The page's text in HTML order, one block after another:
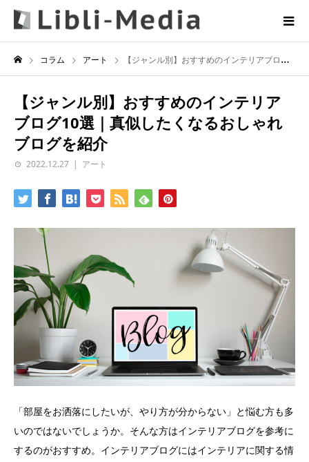
コラム アート 【ジャンル別】おすすめのインテリアブログ10選｜真似したくなるおしゃれブログを紹介
【ジャンル別】おすすめのインテリア
ブログ10選｜真似したくなるおしゃれ
ブログを紹介
2022.12.27 アート
「部屋をお洒落にしたいが、やり方が分からない」と悩む方も多
いのではないでしょうか。そんな方はインテリアブログを参考に
するのがおすすめ。インテリアブログにはインテリアに関する情